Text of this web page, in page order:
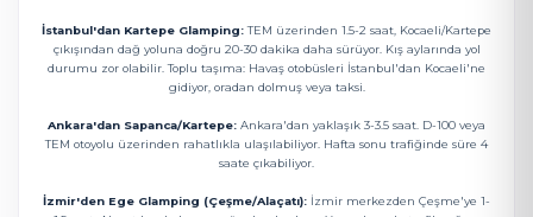
İstanbul'dan Kartepe Glamping:TEM üzerinden 1.5-2 saat, Kocaeli/Kartepe
çıkışından dağ yoluna doğru 20-30 dakika daha sürüyor. Kış aylarında yol
durumu zor olabilir. Toplu taşıma: Havaş otobüsleri İstanbul'dan Kocaeli'ne
gidiyor, oradan dolmuş veya taksi.
Ankara'dan Sapanca/Kartepe: Ankara'dan yaklaşık 3-3.5 saat. D-100 veya
TEM otoyolu üzerinden rahatlıkla ulaşılabiliyor. Hafta sonu trafiğinde süre 4
saate çıkabiliyor.
İzmir'den Ege Glamping (Çeşme/Alaçatı): İzmir merkezden Çeşme'ye 1-